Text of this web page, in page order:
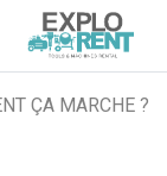
ÇA MARCHE ?